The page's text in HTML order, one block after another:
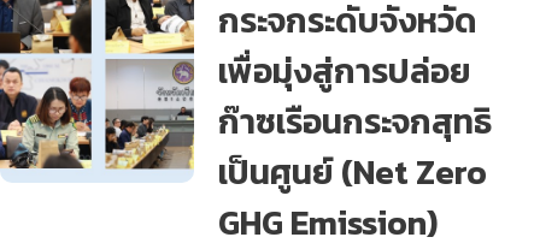
กระจกระดับจังหวัด
เพื่อมุ่งสู่การปล่อย
ก๊าซเรือนกระจกสุทธิ
เป็นศูนย์ (Net Zero
GHG Emission)